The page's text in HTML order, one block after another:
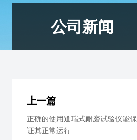
公司新闻
上一篇
正确的使用道瑞式耐磨试验仪能保
证其正常运行